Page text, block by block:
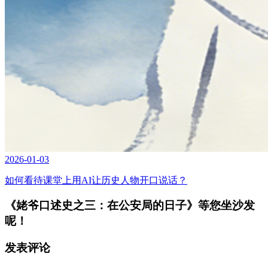
2026-01-03
如何看待课堂上用AI让历史人物开口说话？
《姥爷口述史之三：在公安局的日子》 等您坐沙发
呢！
发表评论